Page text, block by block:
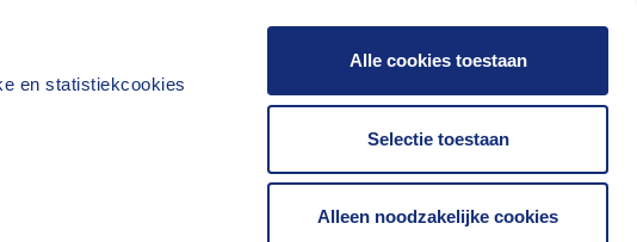
en statistiekcookies
Alle cookies toestaan
Selectie toestaan
Alleen noodzakelijke cookies